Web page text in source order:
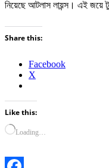
নিয়েছে আটলাস লায়ন্স। এই জয়ে
Share this:
Facebook
X
Like this:
Loading…